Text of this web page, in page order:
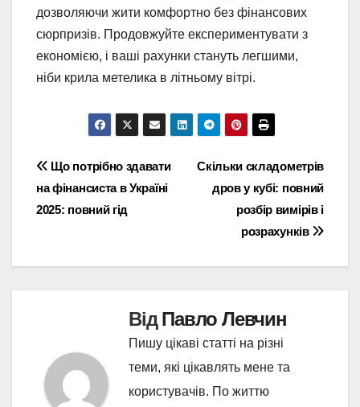
дозволяючи жити комфортно без фінансових
сюрпризів. Продовжуйте експериментувати з
економією, і ваші рахунки стануть легшими,
ніби крила метелика в літньому вітрі.
Навігація
записів
Скільки складометрів
дров у кубі: повний
розбір вимірів і
розрахунків
Що потрібно здавати
на фінансиста в Україні
2025: повний гід
ВідПавло Левчин
Пишу цікаві статті на різні
теми, які цікавлять мене та
користувачів. По життю